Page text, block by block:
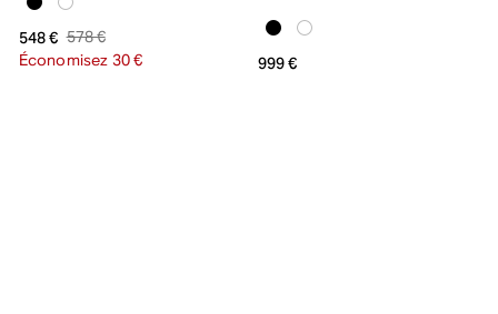
548 € 578 €
Économisez 30 €
999 €